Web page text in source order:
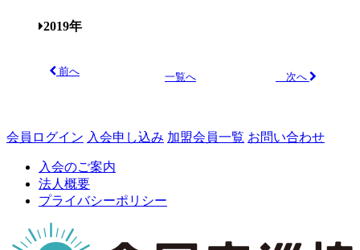
2019年
前へ
一覧へ 次へ
会員ログイン 入会申し込み 加盟会員一覧 お問い合わせ
入会のご案内
法人概要
プライバシーポリシー